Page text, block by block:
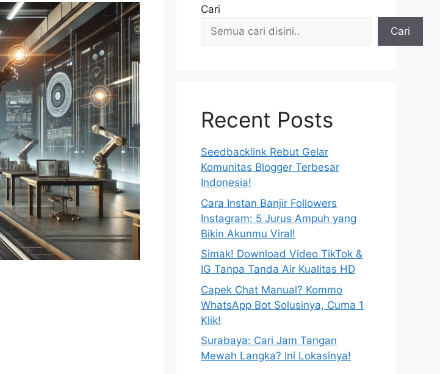
Cari
Cari
Recent Posts
Seedbacklink Rebut Gelar
Komunitas Blogger Terbesar
Indonesia!
Cara Instan Banjir Followers
Instagram: 5 Jurus Ampuh yang
Bikin Akunmu Viral!
Simak! Download Video TikTok &
IG Tanpa Tanda Air Kualitas HD
Capek Chat Manual? Kommo
WhatsApp Bot Solusinya, Cuma 1
Klik!
Surabaya: Cari Jam Tangan
Mewah Langka? Ini Lokasinya!